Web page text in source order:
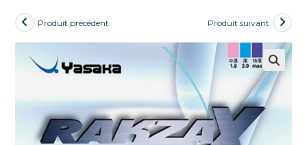
Produit précédent Produit suivant